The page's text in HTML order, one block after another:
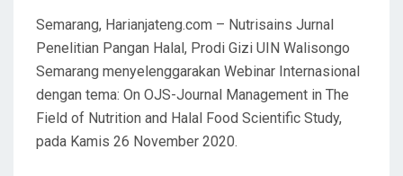
Semarang, Harianjateng.com – Nutrisains Jurnal
Penelitian Pangan Halal, Prodi Gizi UIN Walisongo
Semarang menyelenggarakan Webinar Internasional
dengan tema: On OJS-Journal Management in The
Field of Nutrition and Halal Food Scientific Study,
pada Kamis 26 November 2020.